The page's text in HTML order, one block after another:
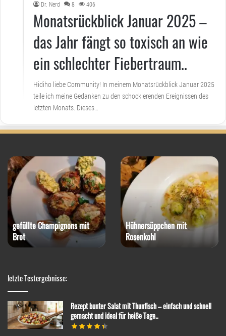
Dr. Nerd 8 406
Monatsrückblick Januar 2025 –
das Jahr fängt so toxisch an wie
ein schlechter Fiebertraum..
Hidiho liebe Community! In meinem Monatsrückblick Januar 2025
teile ich meine Gedanken zu den schockierenden Ereignissen des
letzten Monats. Dieses…
gefüllte Champignons mit
Brot
Hühnersüppchen mit
Rosenkohl
letzte Testergebnisse:
Rezept bunter Salat mit Thunfisch – einfach und schnell
gemacht und ideal für heiße Tage..